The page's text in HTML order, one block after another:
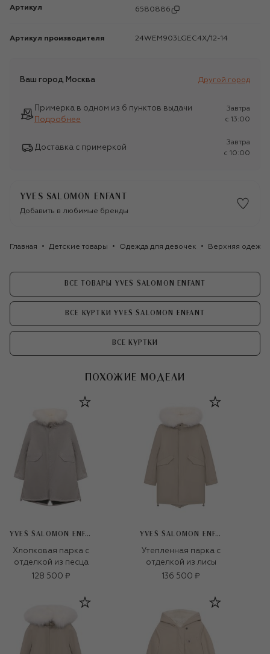
Артикул 6580886
Артикул производителя 24WEM903LGEC4X/12-14
Ваш город Москва Другой город
Примерка в одном из 6 пунктов выдачи
Подробнее
Завтра
c 13:00
Доставка с примеркой
Завтра
c 10:00
YVES SALOMON ENFANT
Добавить в любимые бренды
Главная Детские товары Одежда для девочек Верхняя
ВСЕ ТОВАРЫ YVES SALOMON ENFANT
ВСЕ КУРТКИ YVES SALOMON ENFANT
ВСЕ КУРТКИ
ПОХОЖИЕ МОДЕЛИ
YVES SALOMON ENFANT
Хлопковая парка с
отделкой из песца
128 500 ₽
YVES SALOMON ENFANT
Утепленная парка с
отделкой из лисы
136 500 ₽